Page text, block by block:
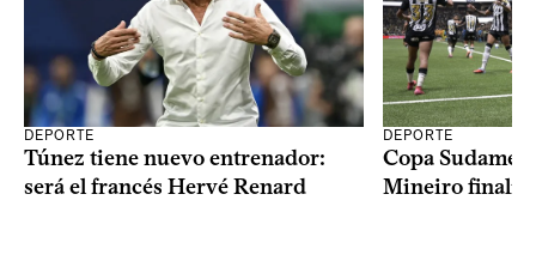
DEPORTE
Túnez tiene nuevo entrenador:
será el francés Hervé Renard
DEPORTE
Copa
Mineiro